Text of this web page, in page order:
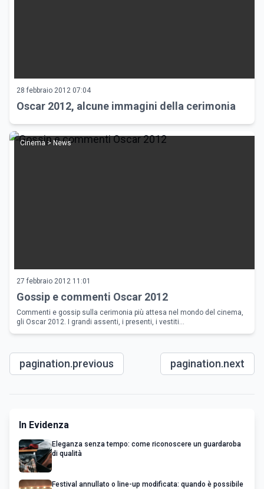
28 febbraio 2012 07:04
Oscar 2012, alcune immagini della cerimonia
Cinema > News
27 febbraio 2012 11:01
Gossip e commenti Oscar 2012
Commenti e gossip sulla cerimonia più attesa nel mondo del cinema,
gli Oscar 2012. I grandi assenti, i presenti, i vestiti…
pagination.previous pagination.next
In Evidenza
Eleganza senza tempo: come riconoscere un guardaroba
di qualità
Festival annullato o line-up modificata: quando è possibile